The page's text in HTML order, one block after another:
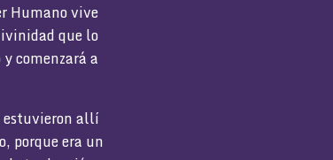
Humano vive
que lo
comenzará a
estuvieron allí
porque era un